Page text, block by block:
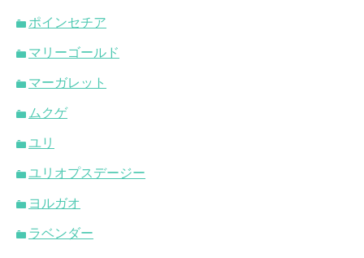
ポインセチア
マリーゴールド
マーガレット
ムクゲ
ユリ
ユリオプスデージー
ヨルガオ
ラベンダー